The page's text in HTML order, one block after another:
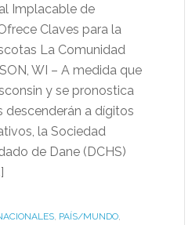
Implacable de
Claves para la
La Comunidad
WI – A medida que
y se pronostica
descenderán a dígitos
la Sociedad
de Dane (DCHS)
, PAÍS/MUNDO,